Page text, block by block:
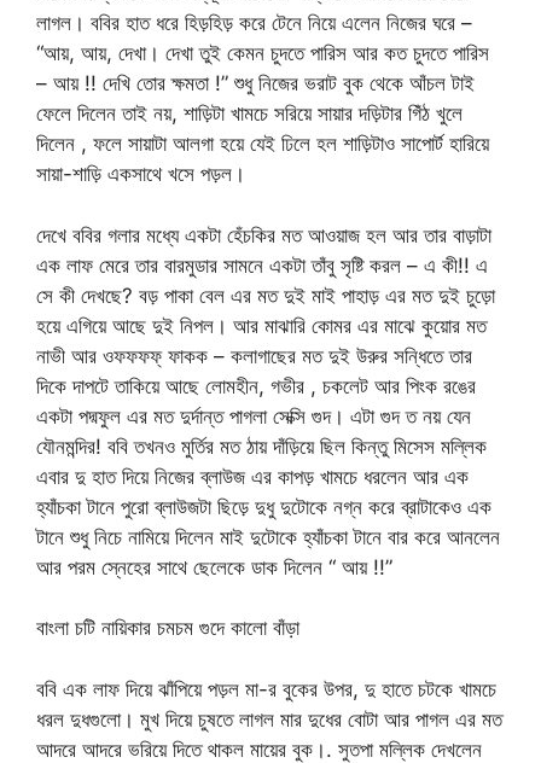
লাগল। ববির হাত ধরে হিড়হিড় করে টেনে নিয়ে এলেন নিজের ঘরে –
“আয়, আয়, দেখা। দেখা তুই কেমন চুদতে পারিস আর কত চুদতে পারিস
– আয় !! দেখি তোর ক্ষমতা !” শুধু নিজের ভরাট বুক থেকে আঁচল টাই
ফেলে দিলেন তাই নয়, শাড়িটা খামচে সরিয়ে সায়ার দড়িটার গিঁঠ খুলে
দিলেন , ফলে সায়াটা আলগা হয়ে যেই ঢিলে হল শাড়িটাও সাপোর্ট হারিয়ে
সায়া-শাড়ি একসাথে খসে পড়ল।
দেখে ববির গলার মধ্যে একটা হেঁচকির মত আওয়াজ হল আর তার বাড়াটা
এক লাফ মেরে তার বারমুডার সামনে একটা তাঁবু সৃষ্টি করল – এ কী!! এ
সে কী দেখছে? বড় পাকা বেল এর মত দুই মাই পাহাড় এর মত দুই চুড়ো
হয়ে এগিয়ে আছে দুই নিপল। আর মাঝারি কোমর এর মাঝে কুয়োর মত
নাভী আর ওফফফফ্ ফাকক – কলাগাছের মত দুই উরুর সন্ধিতে তার
দিকে দাপটে তাকিয়ে আছে লোমহীন, গভীর , চকলেট আর পিংক রঙের
একটা পদ্মফুল এর মত দুর্দান্ত পাগলা সেক্সি গুদ। এটা গুদ ত নয় যেন
যৌনমন্দির! ববি তখনও মুর্তির মত ঠায় দাঁড়িয়ে ছিল কিন্তু মিসেস মল্লিক
এবার দু হাত দিয়ে নিজের ব্লাউজ এর কাপড় খামচে ধরলেন আর এক
হ্যাঁচকা টানে পুরো ব্লাউজটা ছিড়ে দুধু দুটোকে নগ্ন করে ব্রাটাকেও এক
টানে শুধু নিচে নামিয়ে দিলেন মাই দুটোকে হ্যাঁচকা টানে বার করে আনলেন
আর পরম স্নেহের সাথে ছেলেকে ডাক দিলেন “ আয় !!”
বাংলা চটি নায়িকার চমচম গুদে কালো বাঁড়া
ববি এক লাফ দিয়ে ঝাঁপিয়ে পড়ল মা-র বুকের উপর, দু হাতে চটকে খামচে
ধরল দুধগুলো। মুখ দিয়ে চুষতে লাগল মার দুধের বোটা আর পাগল এর মত
আদরে আদরে ভরিয়ে দিতে থাকল মায়ের বুক।. সুতপা মল্লিক দেখলেন